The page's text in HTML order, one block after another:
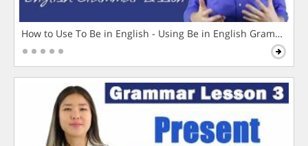
How to Use To Be in English - Using Be in English Grammar